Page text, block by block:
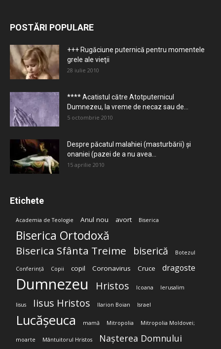
POSTĂRI POPULARE
+++ Rugăciune puternică pentru momentele
grele ale vieţii
28 iulie 2010
**** Acatistul către Atotputernicul
Dumnezeu, la vreme de necaz sau de...
5 octombrie 2010
Despre păcatul malahiei (masturbării) şi
onaniei (pazei de a nu avea...
15 aprilie 2010
Etichete
Academia de Teologie Anul nou avort Biserica
Biserica Ortodoxă
Biserica Sfânta Treime biserică Botezul
Conferință Copii copil Coronavirus Cruce dragoste
Dumnezeu Hristos Icoana Ierusalim
Iisus Iisus Hristos Ilarion Boian Israel
Lucășeuca mamă Mitropolia Mitropolia Moldovei;
moarte Mântuitorul Hristos Nașterea Domnului